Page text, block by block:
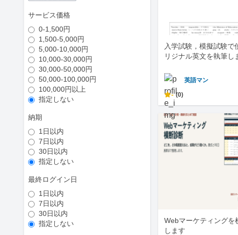
サービス価格
0-1,500円
1,500-5,000円
5,000-10,000円
10,000-30,000円
30,000-50,000円
50,000-100,000円
100,000円以上
指定しない
納期
1日以内
7日以内
30日以内
指定しない
最終ログイン日
1日以内
7日以内
30日以内
指定しない
入学試験，模擬試験で
リジナル英文を執筆し
英語マン
- (0)
Webマーケティングを
します